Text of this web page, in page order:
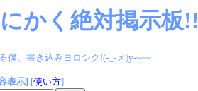
かく絶対掲示板!!
僕。書き込みヨロシク!(-_-メ)y-~~~
表示][使い方]